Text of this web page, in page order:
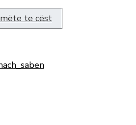
mëte te cëst